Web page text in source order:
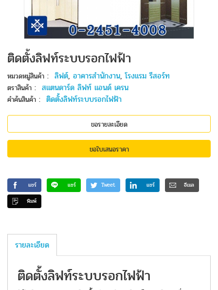
ติดตั้งลิฟท์ระบบรอกไฟฟ้า
หมวดหมู่สินค้า : ลิฟต์, อาคารสำนักงาน,โรงแรม รีสอร์ท
ตราสินค้า : สแตนดาร์ด ลิฟท์ แอนด์ เครน
คำค้นสินค้า : ติดตั้งลิฟท์ระบบรอกไฟฟ้า
ขอรายละเอียด
ขอใบเสนอราคา
แชร์ แชร์ Tweet แชร์
อีเมล
พิมพ์
รายละเอียด
ติดตั้งลิฟท์ระบบรอกไฟฟ้า